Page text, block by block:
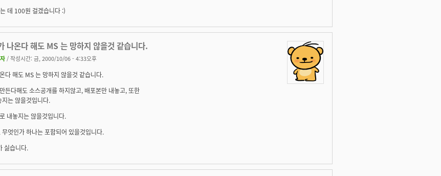
데 100원 걸겠습니다 :)
온다 해도 MS 는 망하지 않을것 같습니다.
/ 작성시간: 금, 2000/10/06 - 4:33오후
다 해도 MS 는 망하지 않을것 같습니다.
든다해도 소스공개를 하지않고, 배포본만 내놓고, 또한
는 않을것입니다.
내놓지는 않을것입니다.
엇인가 하나는 포함되어 있을것입니다.
싫습니다.